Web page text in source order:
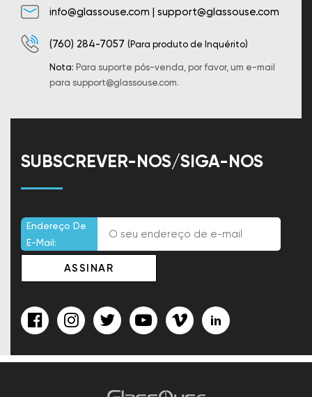
info@glassouse.com | support@glassouse.com
(760) 284-7057 (Para produto de Inquérito)
Nota: Para suporte pós-venda, por favor, um e-mail
para support@glassouse.com.
SUBSCREVER-NOS/SIGA-NOS
Endereço De
E-Mail: